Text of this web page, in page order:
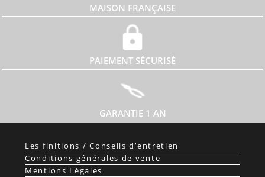
MAISON FRANÇAISE
PAIEMENT SÉCURISÉ
GARANTIE 1 AN
Les finitions / Conseils d’entretien
Conditions générales de vente
Mentions Légales